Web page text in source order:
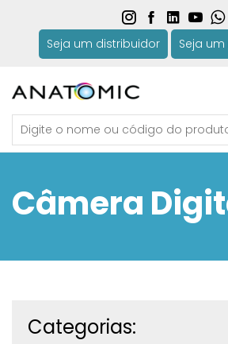
Seja um distribuidor Seja
Câmera
Categorias: